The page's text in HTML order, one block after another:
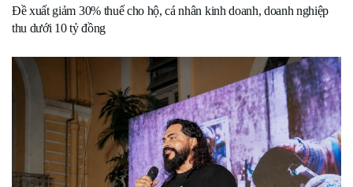
Đề xuất giảm 30% thuế cho hộ, cá nhân kinh doanh, doanh nghiệp
thu dưới 10 tỷ đồng